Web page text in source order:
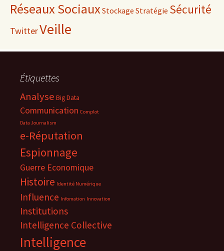
Réseaux SociauxStockage Stratégie Sécurité
TwitterVeille
Étiquettes
Analyse Big Data
Communication Complot
Data Journalism
e-Réputation
Espionnage
Guerre Economique
Histoire Identité Numérique
Influence Infomation Innovation
Institutions
Intelligence Collective
Intelligence